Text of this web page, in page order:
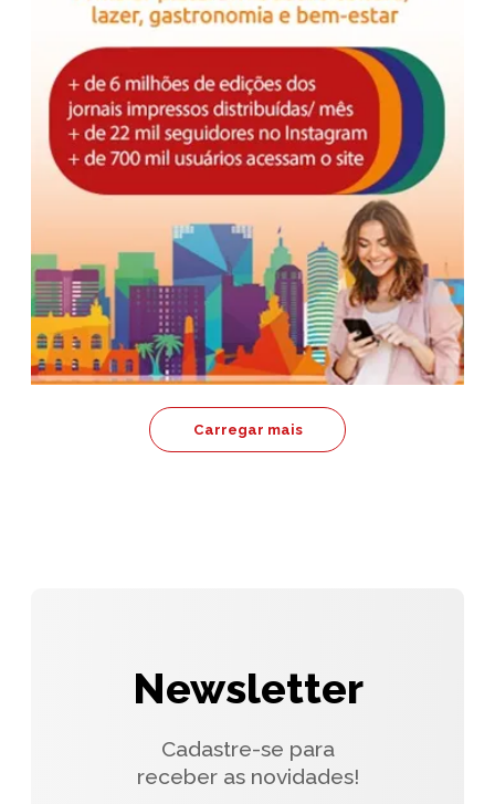
Carregar mais
Newsletter
Cadastre-se para
receber as novidades!